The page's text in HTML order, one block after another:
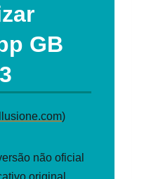
GB
)
não oficial
original,